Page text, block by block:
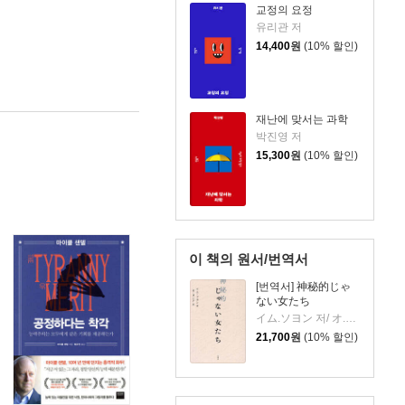
교정의 요정
유리관 저
14,400원 (10% 할인)
재난에 맞서는 과학
박진영 저
15,300원 (10% 할인)
이 책의 원서/번역서
[번역서] 神秘的じゃ
ない女たち
21,700원 (10% 할인)